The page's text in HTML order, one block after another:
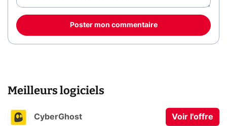
Poster mon commentaire
Meilleurs logiciels
CyberGhost Voir l'offre